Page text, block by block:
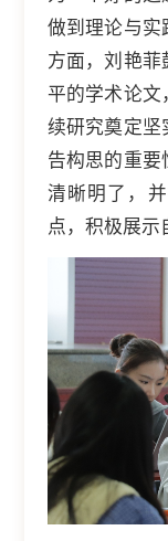
做到理论与实
方面，刘艳
平的学术论文
续研究奠定坚
告构思的重
清晰明了，
点，积极展示